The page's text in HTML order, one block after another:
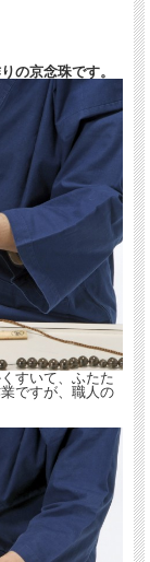
ともいわれ、
めです。
ット。
とも呼ばれます。
だけの逸品。
せんので、
いの贈り物にも適して
の京念珠です。
すいて、ふたた
ですが、職人の